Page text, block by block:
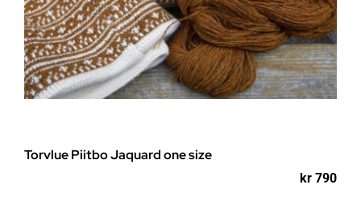
Torvlue Piitbo Jaquard one size
kr 790